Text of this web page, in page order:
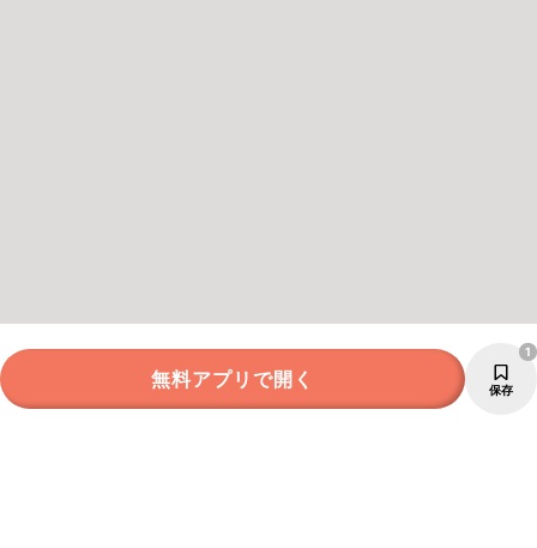
無料アプリで開く 保存
1